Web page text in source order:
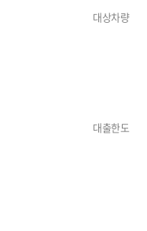
대상차량
대출한도